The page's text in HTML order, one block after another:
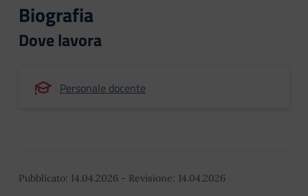
Biografia
Dove lavora
Personale docente
Pubblicato: 14.04.2026 - Revisione: 14.04.2026